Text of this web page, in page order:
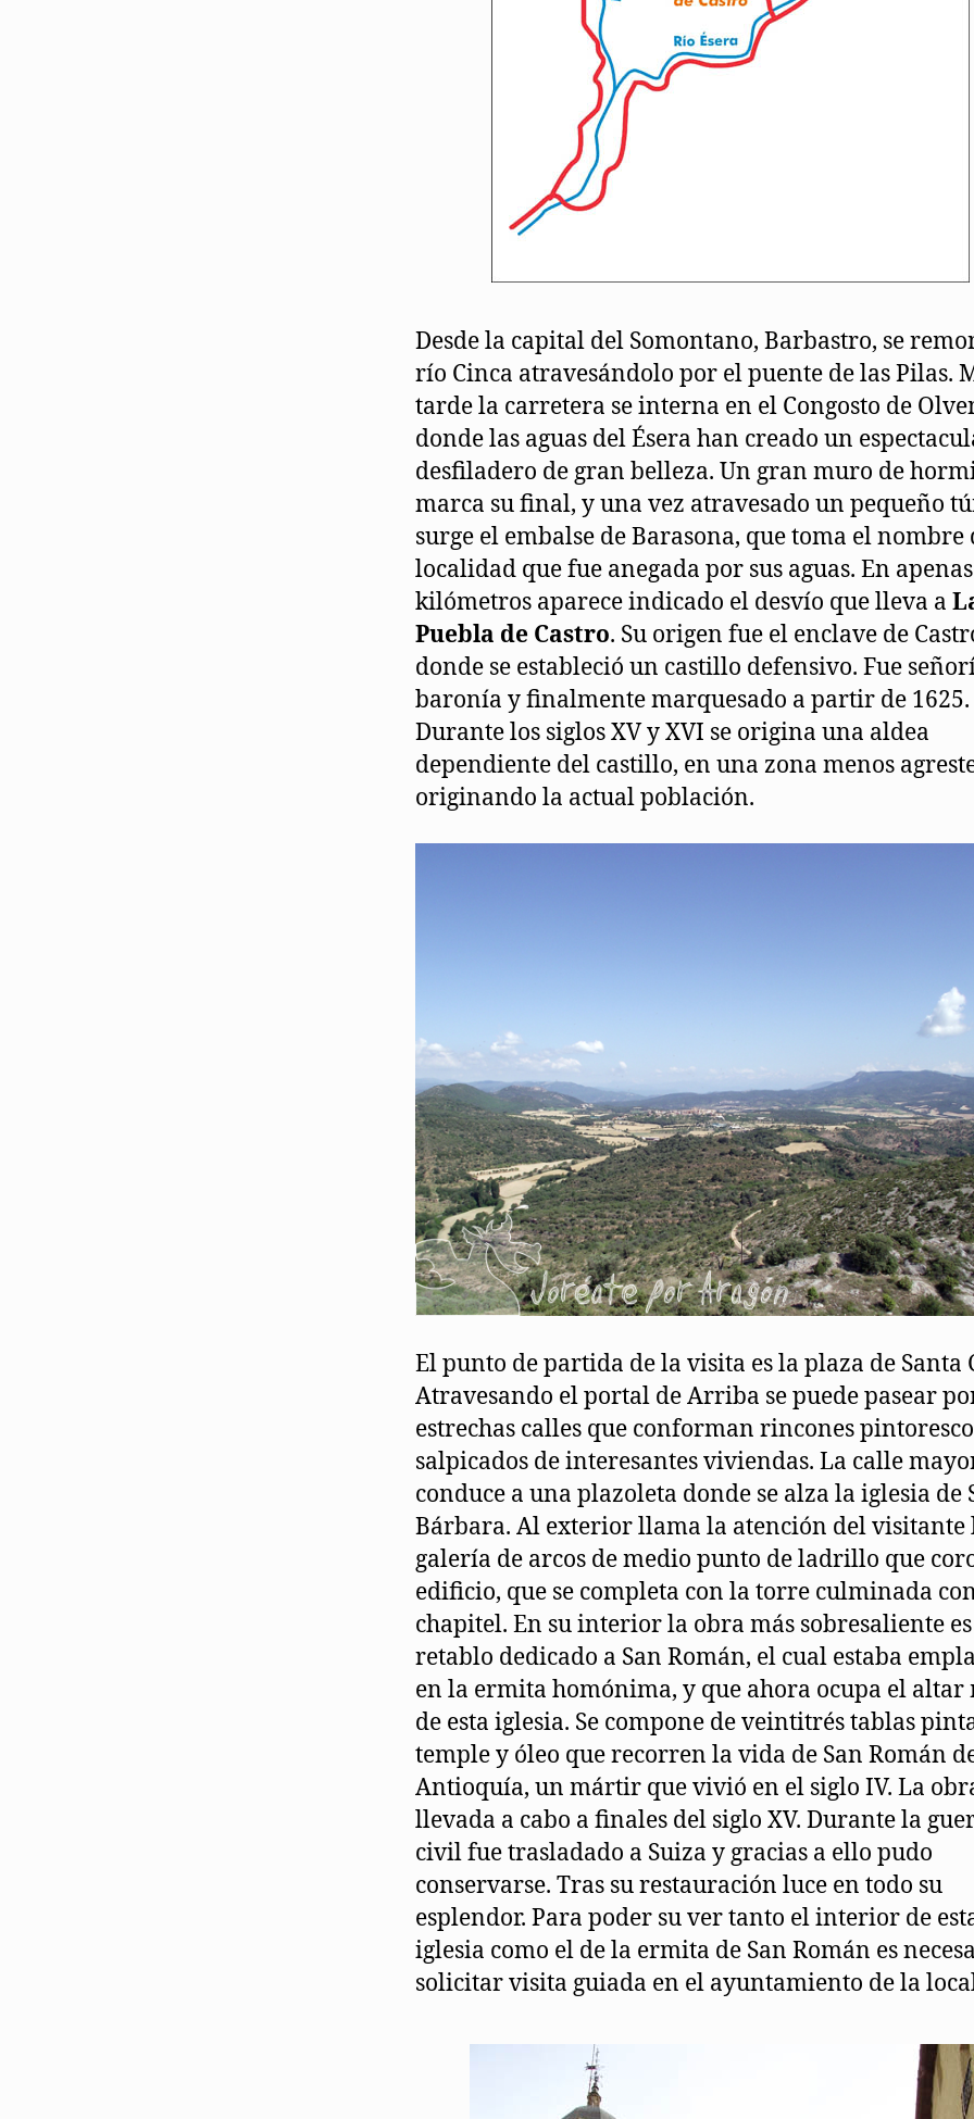
Desde la capital del Somontano, Barbastro, se
río Cinca atravesándolo por el puente de las Pilas.
tarde la carretera se interna en el Congosto de
donde las aguas del Ésera han creado un
desfiladero de gran belleza. Un gran muro de
marca su final, y una vez atravesado un pequeño
surge el embalse de Barasona, que toma el nombre
localidad que fue anegada por sus aguas. En
kilómetros aparece indicado el desvío que lleva a
Puebla de Castro. Su origen fue el enclave de
donde se estableció un castillo defensivo. Fue
baronía y finalmente marquesado a partir de 1625.
Durante los siglos XV y XVI se origina una aldea
dependiente del castillo, en una zona menos
originando la actual población.
El punto de partida de la visita es la plaza de Santa
Atravesando el portal de Arriba se puede pasear
estrechas calles que conforman rincones
salpicados de interesantes viviendas. La calle
conduce a una plazoleta donde se alza la iglesia de
Bárbara. Al exterior llama la atención del visitante
galería de arcos de medio punto de ladrillo que
edificio, que se completa con la torre culminada
chapitel. En su interior la obra más sobresaliente
retablo dedicado a San Román, el cual estaba
en la ermita homónima, y que ahora ocupa el altar
de esta iglesia. Se compone de veintitrés tablas
temple y óleo que recorren la vida de San Román
Antioquía, un mártir que vivió en el siglo IV. La
llevada a cabo a finales del siglo XV. Durante la
civil fue trasladado a Suiza y gracias a ello pudo
conservarse. Tras su restauración luce en todo su
esplendor. Para poder su ver tanto el interior de
iglesia como el de la ermita de San Román es
solicitar visita guiada en el ayuntamiento de la